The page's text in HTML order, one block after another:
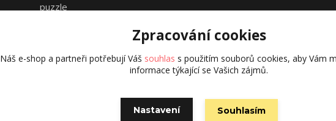
puzzle
Původní stránky
Zpracování cookies
Náš e-shop a partneři potřebují Váš souhlas s použitím souborů cookies, aby Vám
informace týkající se Vašich zájmů.
Nastavení Souhlasím